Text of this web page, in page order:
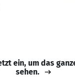
ein, um das
sehen.